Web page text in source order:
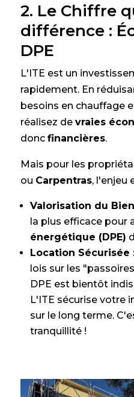
2. Le Chiffre
différence :
DPE
L'ITE est un
rapidement. En
besoins en chauffage
réalisez de vraies
donc financières.
Mais pour les
ou Carpentras, l'enjeu
Valorisation du
la plus efficace pour
énergétique (DPE)
Location Sécurisée
lois sur les
DPE est bientôt
L'ITE sécurise votre
sur le long terme.
tranquillité !